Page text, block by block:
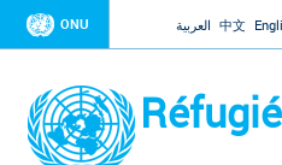
Jump to
ONU العربية 中文